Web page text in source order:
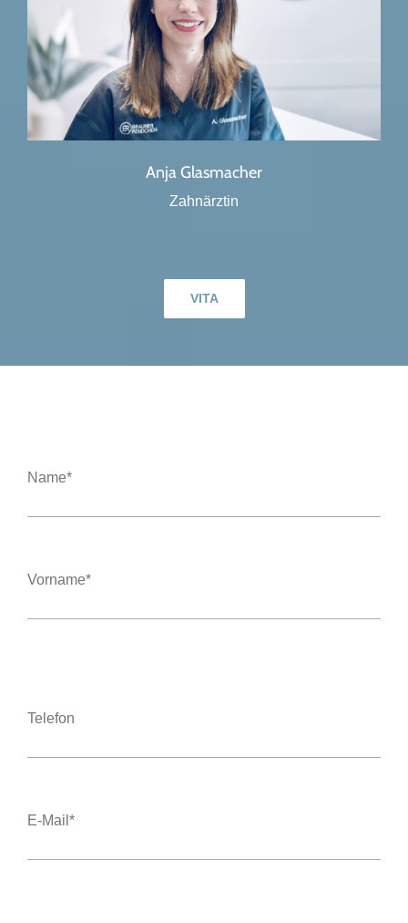
Anja Glasmacher
Zahnärztin
VITA
Name*
Vorname*
Telefon
E-Mail*